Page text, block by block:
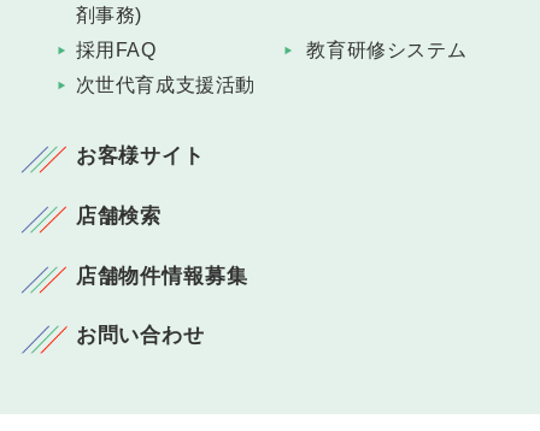
剤事務)
採用FAQ
教育研修システム
次世代育成支援活動
お客様サイト
店舗検索
店舗物件情報募集
お問い合わせ